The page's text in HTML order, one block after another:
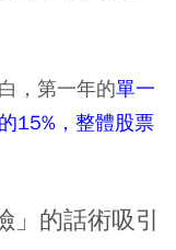
，第一年的單一
15%，整體股票
的話術吸引